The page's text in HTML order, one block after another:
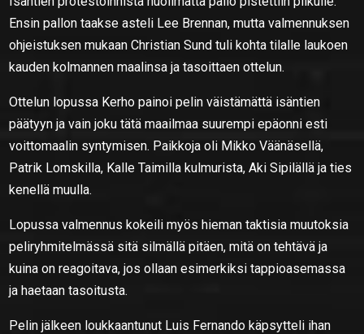
Ensin pallon taakse asteli Lee Brennan, mutta valmennuksen
ohjeistuksen mukaan Christian Sund tuli kohta tilalle laukoen
kauden kolmannen maalinsa ja tasoittaen ottelun.
Ottelun lopussa Kerho painoi pelin väistämättä isäntien
päätyyn ja vain joku tätä maailmaa suurempi epäonni esti
voittomaalin syntymisen. Paikkoja oli Mikko Väänäsellä,
Patrik Lomskilla, Kalle Taimilla kulmurista, Aki Sipilällä ja ties
kenellä muulla.
Lopussa valmennus kokeili myös hieman taktisia muutoksia
peliryhmitelmässä sitä silmällä pitäen, mitä on tehtävä ja
kuina on reagoitava, jos ollaan esimerkiksi tappioasemassa
ja haetaan tasoitusta.
Pelin jälkeen loukkaantunut Luis Fernando käpsytteli ihan